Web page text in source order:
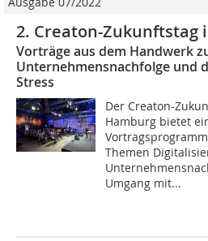
2. Creaton-Zukunftstag
Vorträge aus dem Handwerk
Unternehmensnachfolge und
Stress
Der Creaton-
Hamburg bietet
Themen
Umgang mit...